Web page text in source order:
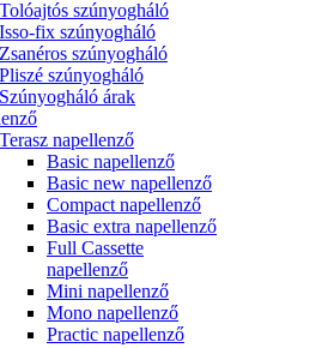
Tolóajtós szúnyogháló
Isso-fix szúnyogháló
Zsanéros szúnyogháló
Pliszé szúnyogháló
Szúnyogháló árak
Terasz napellenző
Basic napellenző
Basic new napellenző
Compact napellenző
Basic extra napellenző
Full Cassette
napellenző
Mini napellenző
Mono napellenző
Practic napellenző